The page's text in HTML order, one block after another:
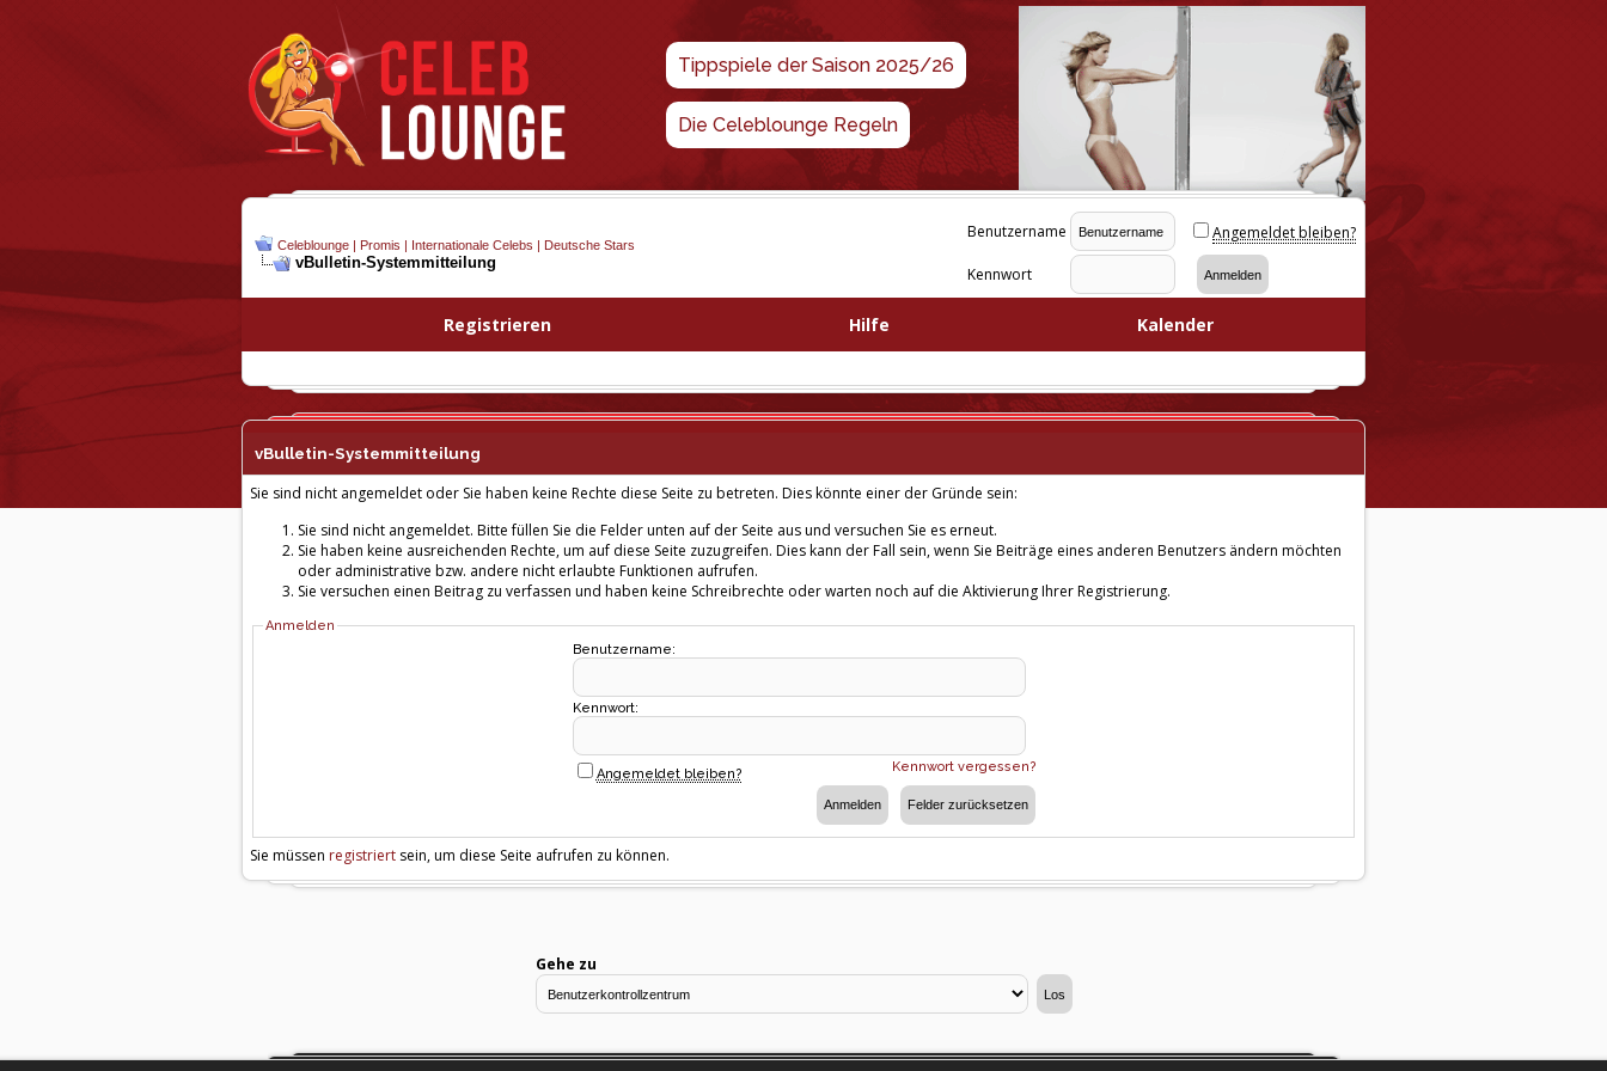
Tippspiele der Saison 2025/26
Die Celeblounge Regeln
Celeblounge | Promis | Internationale Celebs | Deutsche Stars
vBulletin-Systemmitteilung
Benutzername Angemeldet bleiben?
Kennwort
Registrieren Hilfe Kalender
vBulletin-Systemmitteilung
Sie sind nicht angemeldet oder Sie haben keine Rechte diese Seite zu betreten. Dies könnte einer der Gründe sein:
Sie sind nicht angemeldet. Bitte füllen Sie die Felder unten auf der Seite aus und versuchen Sie es erneut.
Sie haben keine ausreichenden Rechte, um auf diese Seite zuzugreifen. Dies kann der Fall sein, wenn Sie Beiträge eines anderen Benutzers ändern möchten
oder administrative bzw. andere nicht erlaubte Funktionen aufrufen.
Sie versuchen einen Beitrag zu verfassen und haben keine Schreibrechte oder warten noch auf die Aktivierung Ihrer Registrierung.
Anmelden
Benutzername:
Kennwort:
Kennwort vergessen?
Angemeldet bleiben?
Sie müssen registriert sein, um diese Seite aufrufen zu können.
Gehe zu